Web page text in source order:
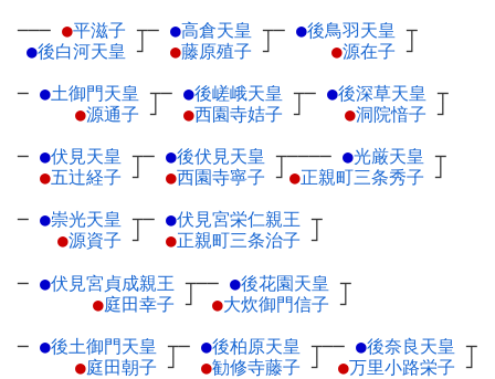
─── ●平滋子 ┬
●後白河天皇 ┘
─ ●高倉天皇 ┬
●藤原殖子 ┘
─ ●後鳥羽天皇 ┬
●源在子 ┘
─ ●土御門天皇 ┬
●源通子 ┘
─ ●後嵯峨天皇 ┬
●西園寺姞子 ┘
─ ●後深草天皇 ┬
●洞院愔子 ┘
─ ●伏見天皇 ┬
●五辻経子 ┘
─ ●後伏見天皇 ┬
●西園寺寧子 ┘
──── ●光厳天皇 ┬
●正親町三条秀子 ┘
─ ●崇光天皇 ┬
●源資子 ┘
─ ●伏見宮栄仁親王 ┬
●正親町三条治子 ┘
─ ●伏見宮貞成親王 ┬
●庭田幸子 ┘
── ●後花園天皇 ┬
●大炊御門信子 ┘
─ ●後土御門天皇 ┬
●庭田朝子 ┘
─ ●後柏原天皇 ┬
●勧修寺藤子 ┘
── ●後奈良天皇 ┬
●万里小路栄子 ┘